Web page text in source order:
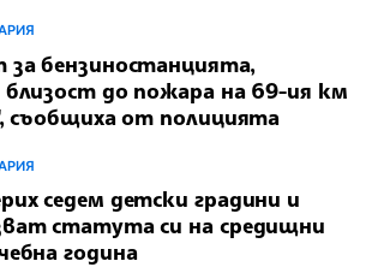
за бензиностанцията,
до пожара на 69-ия км
съобщиха от полицията
седем детски градини и
статута си на средищни
година